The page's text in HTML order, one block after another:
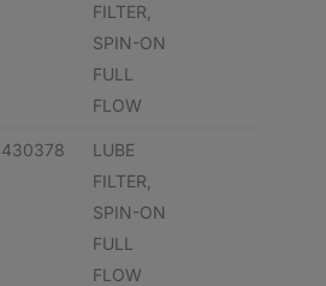
FILTER,
SPIN-ON
FULL
FLOW
LUBE
FILTER,
SPIN-ON
FULL
FLOW